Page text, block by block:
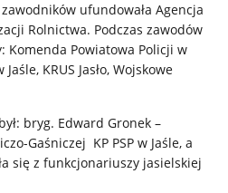
ufundowała Agencja
Rolnictwa. Podczas zawodów
Komenda Powiatowa Policji w
KRUS Jasło, Wojskowe
bryg. Edward Gronek –
Gaśniczej KP PSP w Jaśle, a
się z funkcjonariuszy jasielskiej